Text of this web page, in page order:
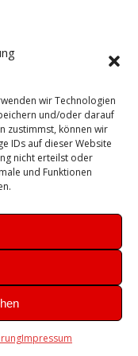
wir Technologien
und/oder darauf
zustimmst, können wir
IDs auf dieser Website
nicht erteilst oder
und Funktionen
Impressum
Sicherheit
SSL Ubuntu
VCSA Veeam
Windows